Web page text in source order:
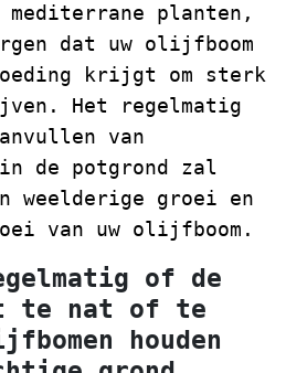
planten,
dat uw olijfboom
krijgt om sterk
Het regelmatig
van
de potgrond zal
weelderige groei en
van uw olijfboom.
of de
te nat of te
houden